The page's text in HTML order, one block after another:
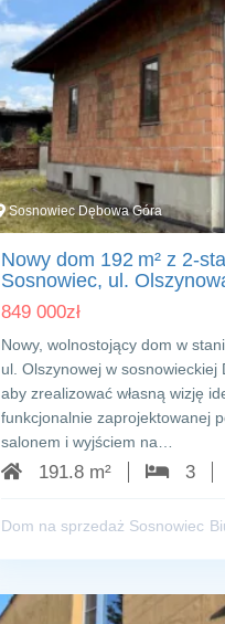
Sosnowiec Dębowa Góra
Nowy dom 192 m² z
Sosnowiec, ul.
849 000zł
Nowy, wolnostojący dom w
ul. Olszynowej w
aby zrealizować własną wizję
funkcjonalnie zaprojektowanej
salonem i wyjściem na…
191.8 m² 3
Dom na sprzedaż Sosnowiec